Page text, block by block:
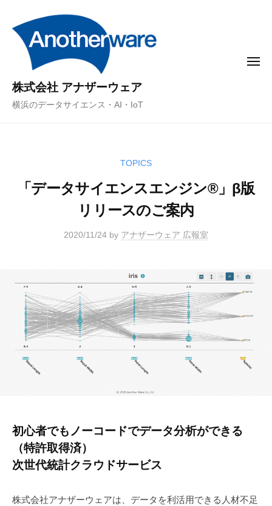
株式会社 アナザーウェア
横浜のデータサイエンス・AI・IoT
メ
TOPICS
「データサイエンスエンジン®」β版
リリースのご案内
2020/11/24 by アナザーウェア 広報室
初心者でもノーコードでデータ分析ができる
（特許取得済）
次世代統計クラウドサービス
株式会社アナザーウェアは、データを利活用できる人材不足